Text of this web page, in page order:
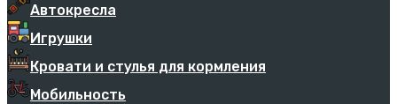
Автокресла
Игрушки
Кровати и стулья для кормления
Мобильность